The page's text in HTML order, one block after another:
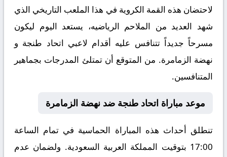
لاحتضان هذه القمة الكروية في هذا الملعب التاريخي الذي
شهد العديد من الملاحم الرياضيه، يستعد اليوم ليكون
مسرحاً جديداً تتنافس عليه أقدام لاعبي اتحاد طنجة و
نهضة الزمامرة. من المتوقع أن تمتلئ المدرجات بجماهير
المتنافسين.
موعد مباراة اتحاد طنجة ضد نهضة الزمامرة
تنطلق أحداث هذه المباراة الحماسية في تمام الساعة
17:00 بتوقيت المملكة العربية السعودية. ولضمان عدم